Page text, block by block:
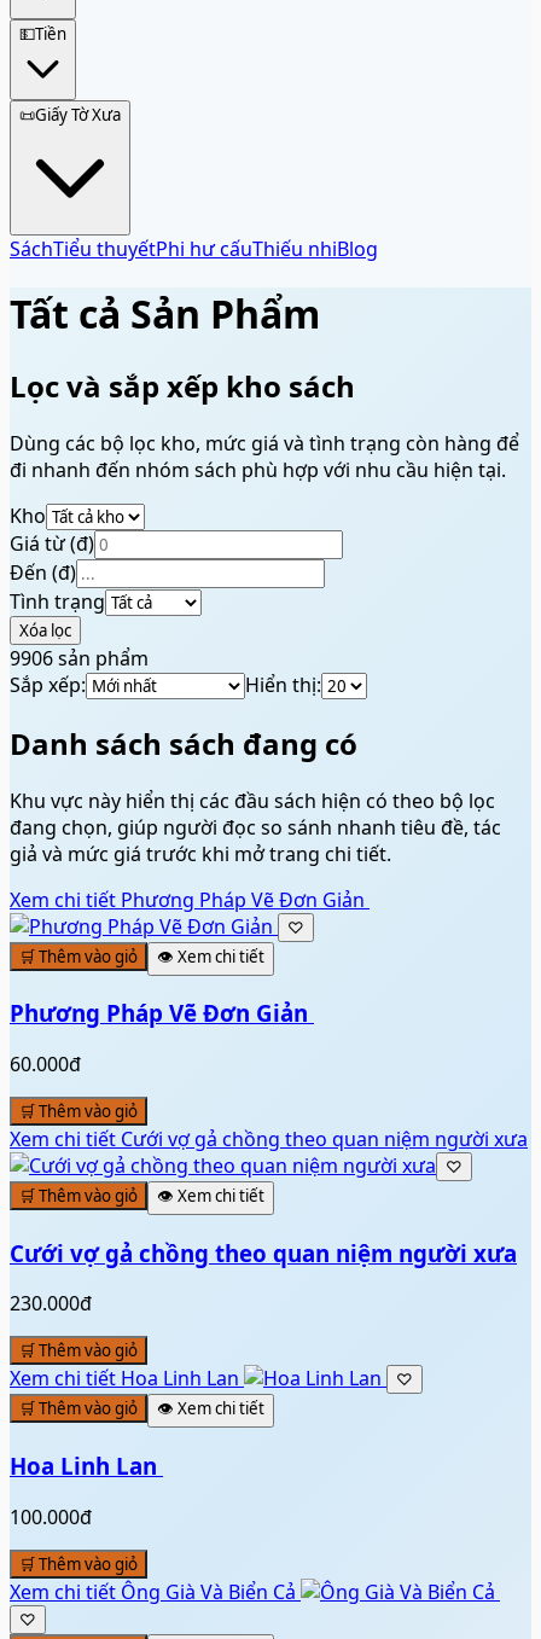
💵Tiền
📜Giấy Tờ Xưa
SáchTiểu thuyếtPhi hư cấuThiếu nhiBlog
Tất cả Sản Phẩm
Lọc và sắp xếp kho sách
Dùng các bộ lọc kho, mức giá và tình trạng còn hàng để
đi nhanh đến nhóm sách phù hợp với nhu cầu hiện tại.
Kho
Giá từ (đ)
Đến (đ)
Tình trạng
Xóa lọc
9906sản phẩm
Sắp xếp:
Hiển thị:
Danh sách sách đang có
Khu vực này hiển thị các đầu sách hiện có theo bộ lọc
đang chọn, giúp người đọc so sánh nhanh tiêu đề, tác
giả và mức giá trước khi mở trang chi tiết.
Xem chi tiết Phương Pháp Vẽ Đơn Giản ️
♡
🛒 Thêm vào giỏ
👁️ Xem chi tiết
Phương Pháp Vẽ Đơn Giản ️
60.000đ
🛒 Thêm vào giỏ
Xem chi tiết Cưới vợ gả chồng theo quan niệm người xưa
♡
🛒 Thêm vào giỏ
👁️ Xem chi tiết
Cưới vợ gả chồng theo quan niệm người xưa
230.000đ
🛒 Thêm vào giỏ
Xem chi tiết Hoa Linh Lan ️
♡
🛒 Thêm vào giỏ
👁️ Xem chi tiết
Hoa Linh Lan ️
100.000đ
🛒 Thêm vào giỏ
Xem chi tiết Ông Già Và Biển Cả ️
♡